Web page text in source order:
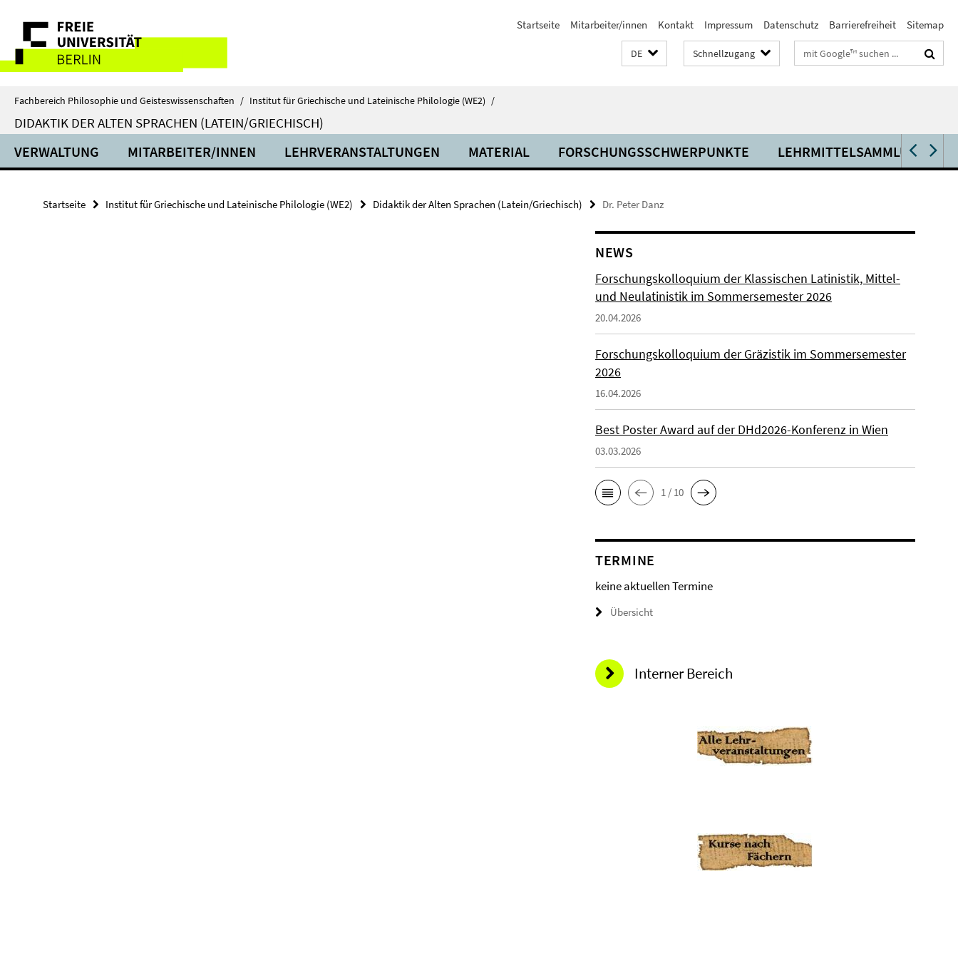
direkt
Inhalt
Service-
Navigation
Startseite Mitarbeiter/innen Kontakt Impressum Datenschutz Barrierefreiheit Sitemap
DE Schnellzugang Suchbegriffe
Fachbereich Philosophie und Geisteswissenschaften / Institut für Griechische und Lateinische Philologie (WE2) /
DIDAKTIK DER ALTEN SPRACHEN (LATEIN/GRIECHISCH)
VERWALTUNG MITARBEITER/INNEN LEHRVERANSTALTUNGEN MATERIAL FORSCHUNGSSCHWERPUNKTE LEHRMITTELSAMMLUNG
Startseite Institut für Griechische und Lateinische Philologie (WE2) Didaktik der Alten Sprachen (Latein/Griechisch) Dr. Peter Danz
NEWS
Forschungskolloquium der Klassischen Latinistik, Mittel-
und Neulatinistik im Sommersemester 2026
20.04.2026
Forschungskolloquium der Gräzistik im Sommersemester
2026
16.04.2026
Best Poster Award auf der DHd2026-Konferenz in Wien
03.03.2026
1 / 10
TERMINE
keine aktuellen Termine
Übersicht
Interner Bereich